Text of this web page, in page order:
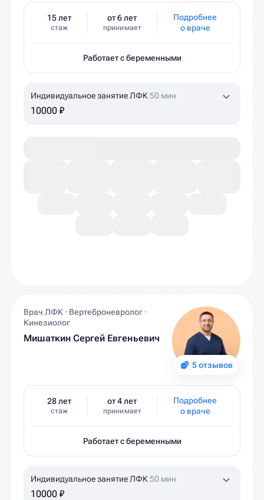
15 лет
стаж
от 6 лет
принимает
Подробнее
о враче
Работает с беременными
Индивидуальное занятие ЛФК 50 мин
10000 ₽
5 отзывов
Врач ЛФК · Вертеброневролог ·
Кинезиолог
Мишаткин Сергей Евгеньевич
28 лет
стаж
от 4 лет
принимает
Подробнее
о враче
Работает с беременными
Индивидуальное занятие ЛФК 50 мин
10000 ₽